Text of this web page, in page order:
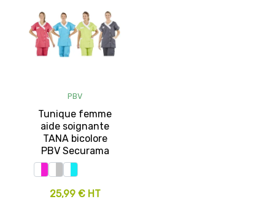
PBV
Tunique femme
aide soignante
TANA bicolore
PBV Securama
25,99 € HT